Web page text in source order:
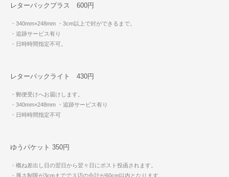
レターパックプラス 600円
・340mm×248mm ・3cm以上で封ができるまで。
・追跡サービス有り
・日時時間指定不可。
レターパックライト 430円
・郵便受けへお届けします。
・340mm×248mm ・追跡サービス有り
・日時時間指定不可
ゆうパケット 350円
・概ね差出し日の翌日から翌々日にポスト投函されます。
・厚さ制限が3cmまでで３辺の合計が60cm以内となります。